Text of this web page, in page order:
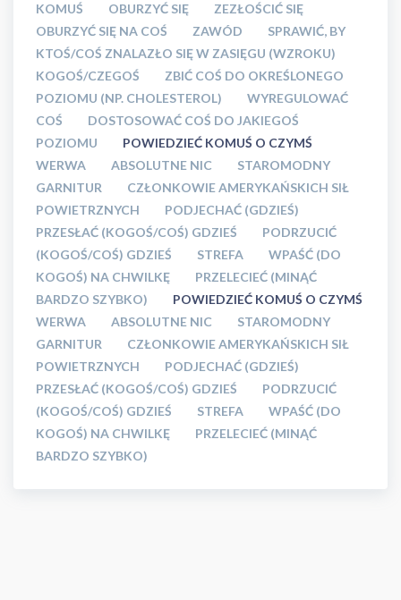
KOMUŚ
OBURZYĆ SIĘ
ZEZŁOŚCIĆ SIĘ
OBURZYĆ SIĘ NA COŚ
ZAWÓD
SPRAWIĆ, BY
KTOŚ/COŚ ZNALAZŁO SIĘ W ZASIĘGU (WZROKU)
KOGOŚ/CZEGOŚ
ZBIĆ COŚ DO OKREŚLONEGO
POZIOMU (NP. CHOLESTEROL)
WYREGULOWAĆ
COŚ
DOSTOSOWAĆ COŚ DO JAKIEGOŚ
POZIOMU
POWIEDZIEĆ KOMUŚ O CZYMŚ
WERWA
ABSOLUTNE NIC
STAROMODNY
GARNITUR
CZŁONKOWIE AMERYKAŃSKICH SIŁ
POWIETRZNYCH
PODJECHAĆ (GDZIEŚ)
PRZESŁAĆ (KOGOŚ/COŚ) GDZIEŚ
PODRZUCIĆ
(KOGOŚ/COŚ) GDZIEŚ
STREFA
WPAŚĆ (DO
KOGOŚ) NA CHWILKĘ
PRZELECIEĆ (MINĄĆ
BARDZO SZYBKO)
POWIEDZIEĆ KOMUŚ O CZYMŚ
WERWA
ABSOLUTNE NIC
STAROMODNY
GARNITUR
CZŁONKOWIE AMERYKAŃSKICH SIŁ
POWIETRZNYCH
PODJECHAĆ (GDZIEŚ)
PRZESŁAĆ (KOGOŚ/COŚ) GDZIEŚ
PODRZUCIĆ
(KOGOŚ/COŚ) GDZIEŚ
STREFA
WPAŚĆ (DO
KOGOŚ) NA CHWILKĘ
PRZELECIEĆ (MINĄĆ
BARDZO SZYBKO)